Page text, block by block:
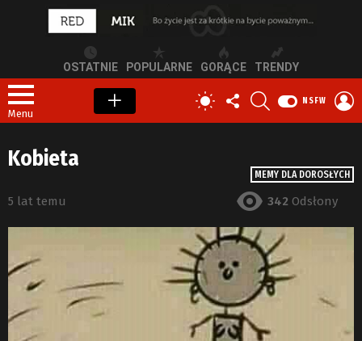
OSTATNIE POPULARNE GORĄCE TRENDY
Menu
PRZEŁĄCZ
SKÓRKĘ
OBSERWUJ
NAS
NSFW
MEMY DLA DOROSŁYCH
Kobieta
5 lat temu 342 Odsłony